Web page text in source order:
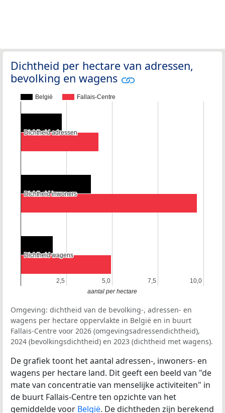
Dichtheid per hectare van adressen,
bevolking en wagens
België Fallais-Centre
2,5
2,5 5,0
5,0 7,5
7,5 10,0
10,0
Dichtheid adressen
Dichtheid adressen
Dichtheid inwoners
Dichtheid inwoners
Dichtheid wagens
Dichtheid wagens
aantal per hectare
Omgeving: dichtheid van de bevolking-, adressen- en
wagens per hectare oppervlakte in België en in buurt
Fallais-Centre voor 2026 (omgevingsadressendichtheid),
2024 (bevolkingsdichtheid) en 2023 (dichtheid met wagens).
De grafiek toont het aantal adressen-, inwoners- en
wagens per hectare land. Dit geeft een beeld van "de
mate van concentratie van menselijke activiteiten" in
de buurt Fallais-Centre ten opzichte van het
gemiddelde voor België. De dichtheden zijn berekend